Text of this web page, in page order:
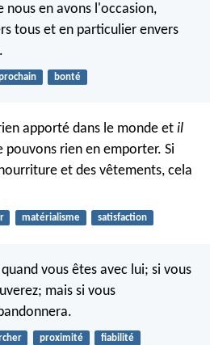
nous en avons l'occasion,
tous et en particulier envers
bonté
apporté dans le monde et il
pouvons rien en emporter. Si
et des vêtements, cela
matérialisme satisfaction
vous êtes avec lui; si vous
mais si vous
proximité fiabilité